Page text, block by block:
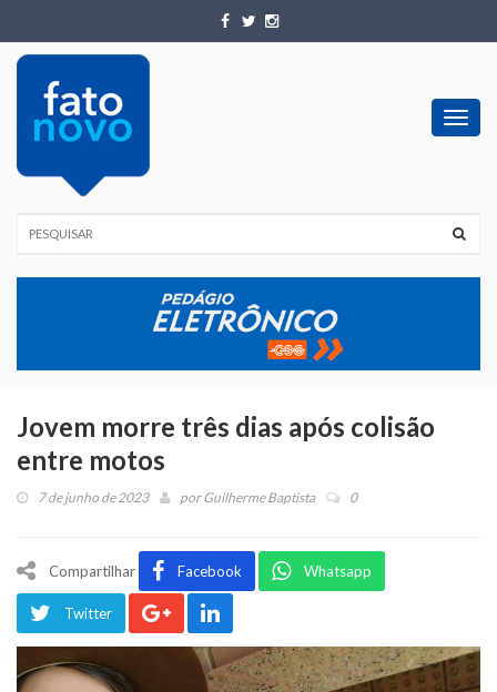
Jovem morre três dias após colisão
entre motos
7 de junho de 2023 porGuilherme Baptista 0
Compartilhar Facebook Whatsapp
Twitter